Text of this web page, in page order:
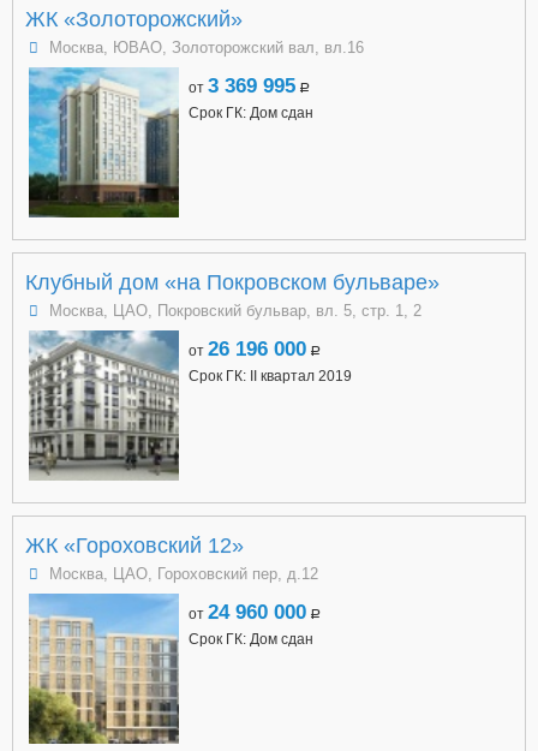
ЖК «Золоторожский»
Москва, ЮВАО, Золоторожский вал, вл.16
от 3 369 995 a
Срок ГК: Дом сдан
Клубный дом «на Покровском бульваре»
Москва, ЦАО, Покровский бульвар, вл. 5, стр. 1, 2
от 26 196 000 a
Срок ГК: II квартал 2019
ЖК «Гороховский 12»
Москва, ЦАО, Гороховский пер, д.12
от 24 960 000 a
Срок ГК: Дом сдан